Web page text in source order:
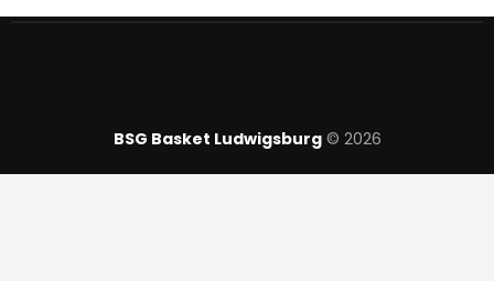
BSG Basket Ludwigsburg© 2026